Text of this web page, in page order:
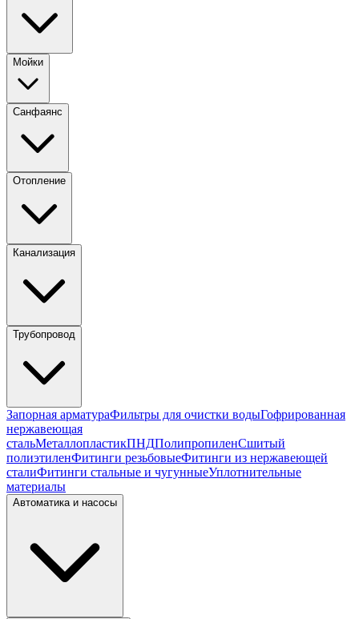
Мойки
Санфаянс
Отопление
Канализация
Трубопровод
Запорная арматураФильтры для очистки водыГофрированная
нержавеющая
стальМеталлопластикПНДПолипропиленСшитый
полиэтиленФитинги резьбовыеФитинги из нержавеющей
сталиФитинги стальные и чугунныеУплотнительные
материалы
Автоматика и насосы